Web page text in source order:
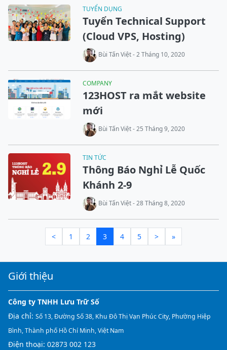
TUYỂN DỤNG
Tuyển Technical Support
(Cloud VPS, Hosting)
Bùi Tấn Việt - 2 Tháng 10, 2020
COMPANY
123HOST ra mắt website
mới
Bùi Tấn Việt - 25 Tháng 9, 2020
TIN TỨC
Thông Báo Nghỉ Lễ Quốc
Khánh 2-9
Bùi Tấn Việt - 28 Tháng 8, 2020
< 1 2 3 4 5 > »
Giới thiệu
Công ty TNHH Lưu Trữ Số
Địa chỉ: Số 13, Đường Số 38, Khu Đô Thị Vạn Phúc City, Phường Hiệp
Bình, Thành phố Hồ Chí Minh, Việt Nam
Điện thoại: 02873 002 123